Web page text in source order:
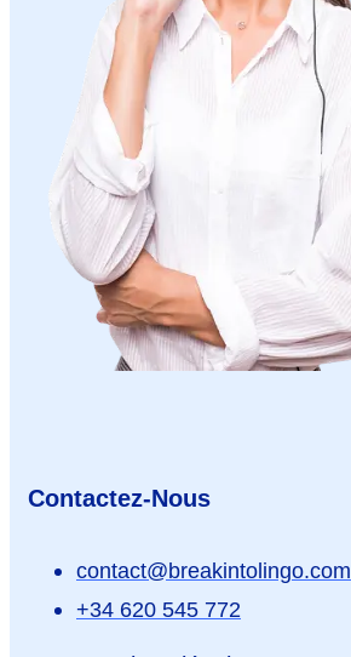
Contactez-Nous
contact@breakintolingo.com
+34 620 545 772